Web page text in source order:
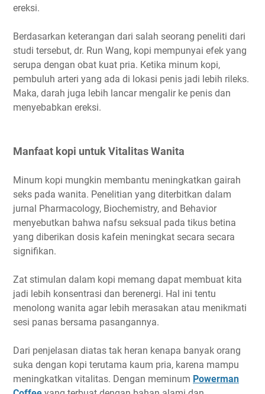
ereksi.
Berdasarkan keterangan dari salah seorang peneliti dari
studi tersebut, dr. Run Wang, kopi mempunyai efek yang
serupa dengan obat kuat pria. Ketika minum kopi,
pembuluh arteri yang ada di lokasi penis jadi lebih rileks.
Maka, darah juga lebih lancar mengalir ke penis dan
menyebabkan ereksi.
Manfaat kopi untuk Vitalitas Wanita
Minum kopi mungkin membantu meningkatkan gairah
seks pada wanita. Penelitian yang diterbitkan dalam
jurnal Pharmacology, Biochemistry, and Behavior
menyebutkan bahwa nafsu seksual pada tikus betina
yang diberikan dosis kafein meningkat secara secara
signifikan.
Zat stimulan dalam kopi memang dapat membuat kita
jadi lebih konsentrasi dan berenergi. Hal ini tentu
menolong wanita agar lebih merasakan atau menikmati
sesi panas bersama pasangannya.
Dari penjelasan diatas tak heran kenapa banyak orang
suka dengan kopi terutama kaum pria, karena mampu
meningkatkan vitalitas. Dengan meminum Powerman